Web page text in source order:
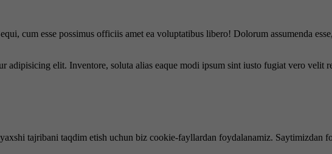
cum esse possimus officiis amet ea voluptatibus libero! Dolorum assumenda
adipisicing elit. Inventore, soluta alias eaque modi ipsum sint iusto fugiat vero velit
tajribani taqdim etish uchun biz cookie-fayllardan foydalanamiz. Saytimizdan